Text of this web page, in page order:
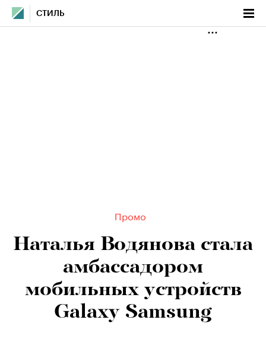
СТИЛЬ
Промо
Наталья Водянова стала
амбассадором
мобильных устройств
Galaxy Samsung